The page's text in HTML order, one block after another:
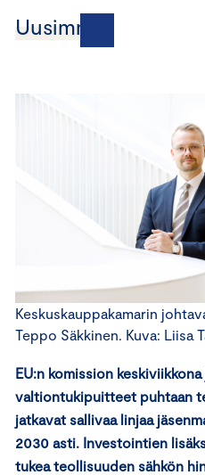
Uusimmat
Keskuskauppakamarin
Teppo Säkkinen. Kuva: Liisa
EU:n komission
valtiontukipuitteet puhtaan
jatkavat sallivaa linjaa
2030 asti. Investointien
tukea teollisuuden sähkön